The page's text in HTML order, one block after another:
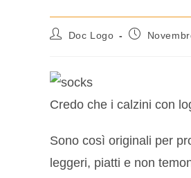
Doc Logo
Credo che i calzini con
Sono così originali per
leggeri, piatti e non